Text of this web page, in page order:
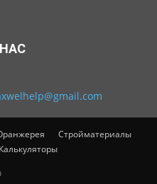
Стройматериалы
Калькуляторы